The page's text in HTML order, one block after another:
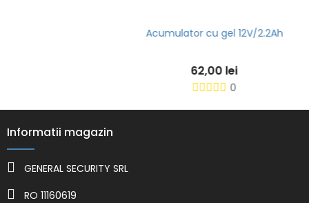
Acumulator cu gel 12V/2.2Ah
Informatii magazin
GENERAL SECURITY SRL
RO 11160619